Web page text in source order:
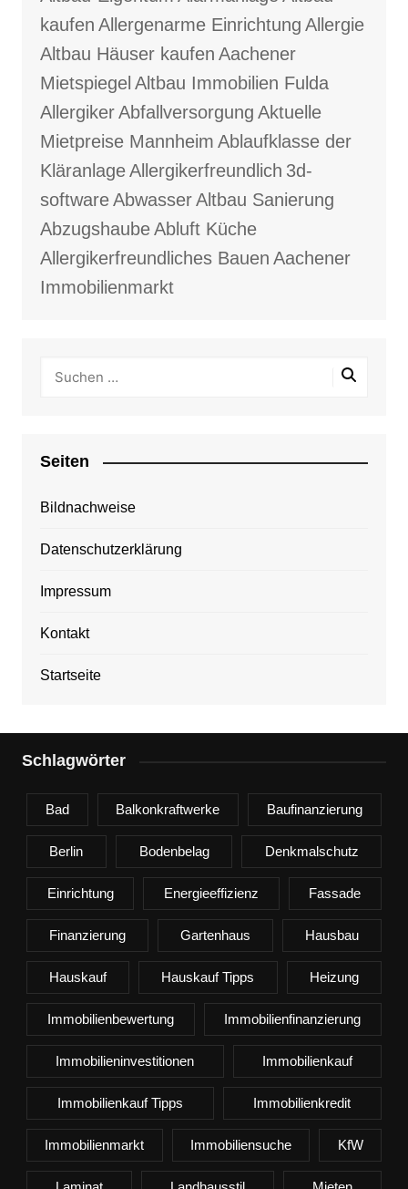
kaufen Allergenarme Einrichtung Allergie
Altbau Häuser kaufen Aachener
Mietspiegel Altbau Immobilien Fulda
AllergikerAbfallversorgung Aktuelle
Mietpreise Mannheim Ablaufklasse der
KläranlageAllergikerfreundlich 3d-
softwareAbwasserAltbau Sanierung
AbzugshaubeAbluft Küche
Allergikerfreundliches Bauen Aachener
Immobilienmarkt
Seiten
Bildnachweise
Datenschutzerklärung
Impressum
Kontakt
Startseite
Schlagwörter
Bad Balkonkraftwerke Baufinanzierung
Berlin Bodenbelag Denkmalschutz
Einrichtung Energieeffizienz Fassade
Finanzierung Gartenhaus Hausbau
Hauskauf Hauskauf Tipps Heizung
Immobilienbewertung Immobilienfinanzierung
Immobilieninvestitionen Immobilienkauf
Immobilienkauf Tipps Immobilienkredit
Immobilienmarkt Immobiliensuche KfW